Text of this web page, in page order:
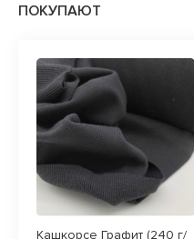
ПОКУПАЮТ
Кашкорсе Графит (240 г/